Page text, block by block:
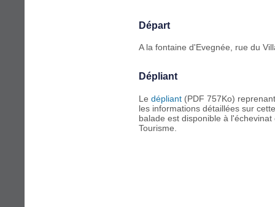
Départ
A la fontaine d'Evegnée, rue du
Dépliant
Le dépliant (PDF 757Ko) reprenant
les informations détaillées sur cette
balade est disponible à l'échevinat
Tourisme.